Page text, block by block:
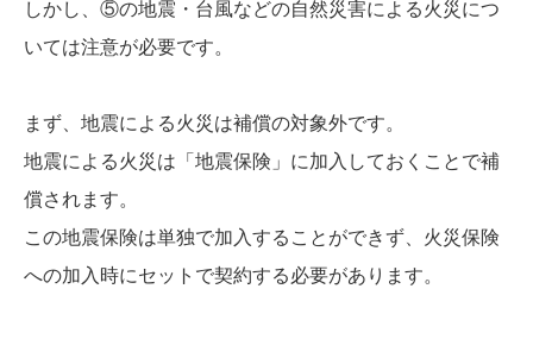
しかし、⑤の地震・台風などの自然災害による火災につ
いては注意が必要です。
まず、地震による火災は補償の対象外です。
地震による火災は「地震保険」に加入しておくことで補
償されます。
この地震保険は単独で加入することができず、火災保険
への加入時にセットで契約する必要があります。